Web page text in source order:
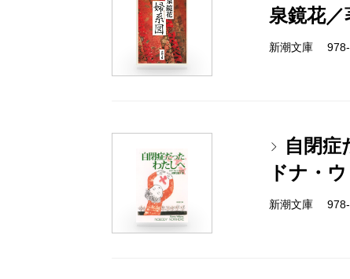
泉鏡花／
新潮文庫
自閉症
ドナ・
新潮文庫